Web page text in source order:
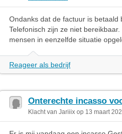
Ondanks dat de factuur is betaald
Telefonisch zijn ze niet
mensen in eenzelfde situatie
Reageer als bedrijf
Onterechte incasso
Klacht van Jariiix op 13 maart